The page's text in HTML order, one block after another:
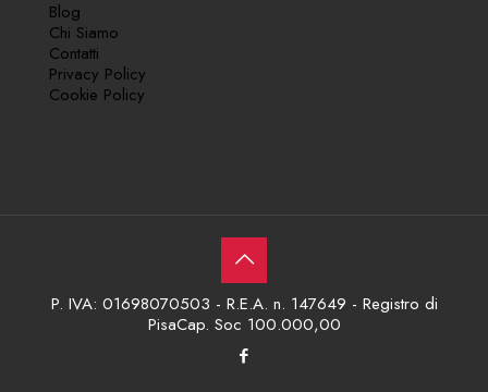
Blog
Chi Siamo
Contatti
Privacy Policy
Cookie Policy
P. IVA: 01698070503 - R.E.A. n. 147649 - Registro di
PisaCap. Soc 100.000,00